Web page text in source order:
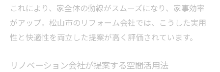
これにより、家全体の動線がスムーズになり、家事効率
がアップ。松山市のリフォーム会社では、こうした実用
性と快適性を両立した提案が高く評価されています。
リノベーション会社が提案する空間活用法